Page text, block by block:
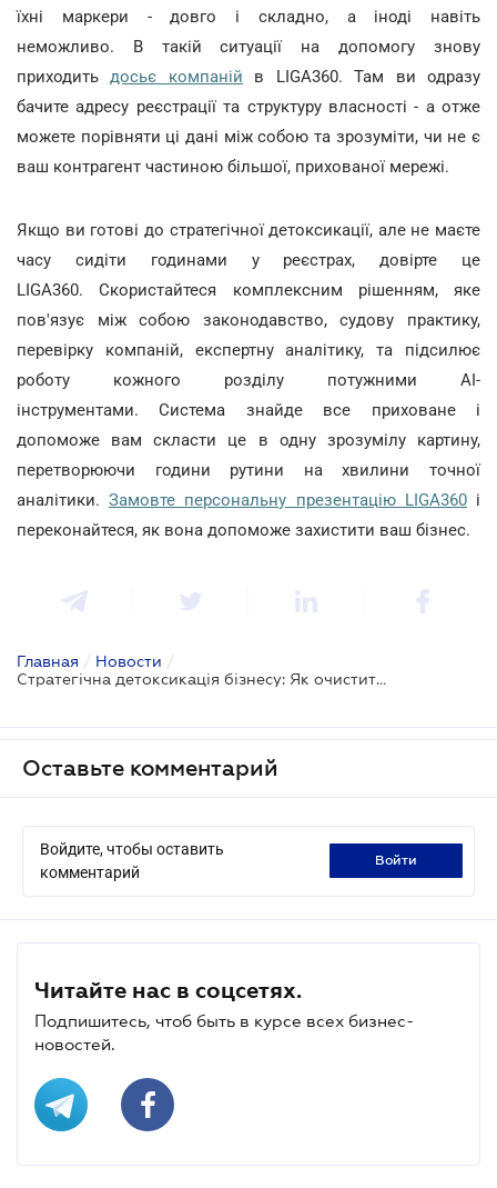
їхні маркери - довго і складно, а іноді навіть
неможливо. В такій ситуації на допомогу знову
приходитьдосьє компаній в LIGA360. Там ви одразу
бачите адресу реєстрації та структуру власності - а отже
можете порівняти ці дані між собою та зрозуміти, чи не є
ваш контрагент частиною більшої, прихованої мережі.
Якщо ви готові до стратегічної детоксикації, але не маєте
часу сидіти годинами у реєстрах, довірте це
LIGA360. Скористайтеся комплексним рішенням, яке
пов'язує між собою законодавство, судову практику,
перевірку компаній, експертну аналітику, та підсилює
роботу кожного розділу потужними AI-
інструментами. Система знайде все приховане і
допоможе вам скласти це в одну зрозумілу картину,
перетворюючи години рутини на хвилини точної
аналітики.Замовте персональну презентацію LIGA360і
переконайтеся, як вона допоможе захистити ваш бізнес.
Главная / Новости /
Стратегічна детоксикація бізнесу: Як очистити портфель від прихованих ризиків та захистити репутацію з LIGA360
Оставьте комментарий
Войдите, чтобы оставить
комментарий
войти
Читайте нас в соцсетях.
Подпишитесь, чтоб быть в курсе всех бизнес-
новостей.